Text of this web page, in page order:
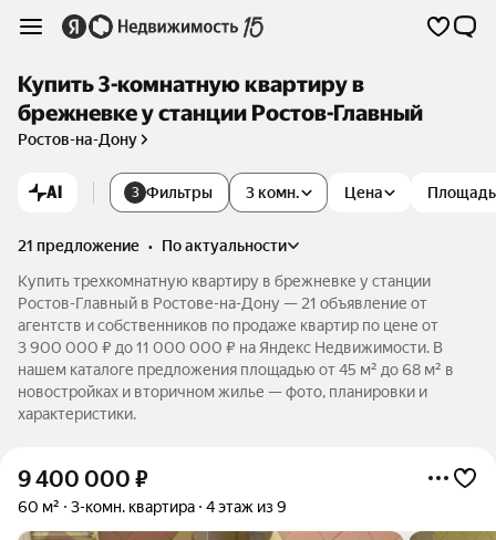
Купить 3-комнатную квартиру в
брежневке у станции Ростов-Главный
Ростов-на-Дону
AI 3 Фильтры 3 комн. Цена Площадь
21 предложение •
по актуальности
Купить трехкомнатную квартиру в брежневке у станции
Ростов-Главный в Ростове-на-Дону — 21 объявление от
агентств и собственников по продаже квартир по цене от
3 900 000 ₽ до 11 000 000 ₽ на Яндекс Недвижимости. В
нашем каталоге предложения площадью от 45 м² до 68 м² в
новостройках и вторичном жилье — фото, планировки и
характеристики.
9 400 000 ₽
60 м² 3-комн. квартира 4 этаж из 9